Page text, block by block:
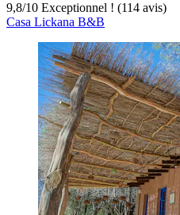
9,8/10 Exceptionnel ! (114 avis)
Casa Lickana B&B